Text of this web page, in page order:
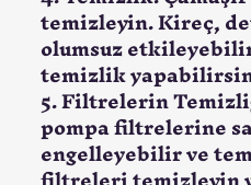
temizleyin. Kireç,
olumsuz
temizlik
5. Filtrelerin
pompa filtrelerine
engelleyebilir ve